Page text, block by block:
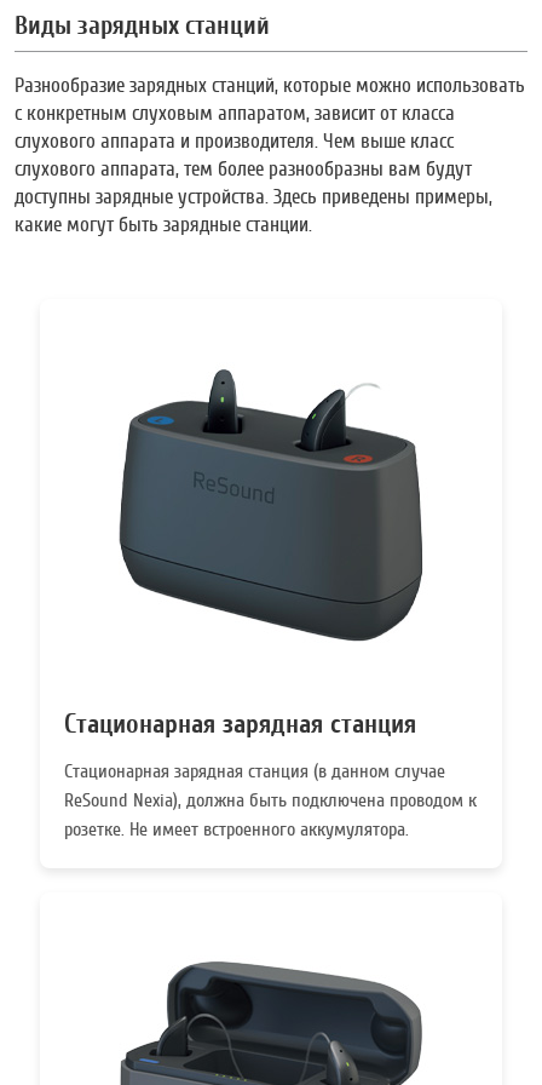
Виды зарядных станций
Разнообразие зарядных станций, которые можно использовать
с конкретным слуховым аппаратом, зависит от класса
слухового аппарата и производителя. Чем выше класс
слухового аппарата, тем более разнообразны вам будут
доступны зарядные устройства. Здесь приведены примеры,
какие могут быть зарядные станции.
Стационарная зарядная станция
Стационарная зарядная станция (в данном случае
ReSound Nexia), должна быть подключена проводом к
розетке. Не имеет встроенного аккумулятора.